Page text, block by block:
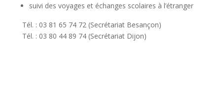
suivi des voyages et échanges scolaires à l’étranger
Tél. : 03 81 65 74 72 (Secrétariat Besançon)
Tél. : 03 80 44 89 74 (Secrétariat Dijon)